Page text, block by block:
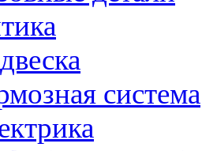
система